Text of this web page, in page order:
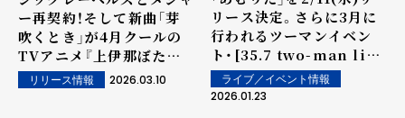
ー再契約！そして新曲「芽
吹くとき」が4月クールの
TVアニメ『上伊那ぼたん、
酔へる姿は百合の花』OP
主題歌に決定！
リリース情報 2026.03.10
リース決定。さらに3月に
行われるツーマンイベン
ト・[35.7 two-man live
houi]のゲストバンドを解
禁。大阪公演にミニマムジ
ライブ／イベント情報
2026.01.23